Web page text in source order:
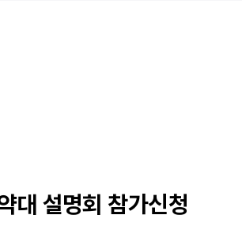
대 설명회 참가신청